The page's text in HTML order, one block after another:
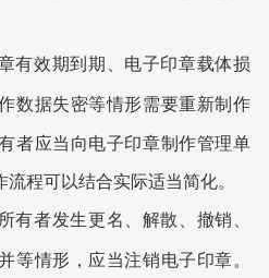
有效期到期、电子印章载体损
数据失密等情形需要重新制作
者应当向电子印章制作管理单
程可以结合实际适当简化。
有者发生更名、解散、撤销、
等情形，应当注销电子印章。